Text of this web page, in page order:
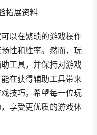
拓展资料
以在繁琐的游戏操作
性和胜率。然而，玩
工具，并保持对游戏
在获得辅助工具带来
技巧。希望每一位玩
享受更优质的游戏体